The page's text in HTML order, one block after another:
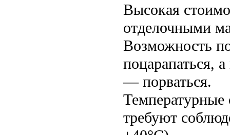
Высокая
отделочными
Возможность
поцарапаться,
— порваться.
Температурные
требуют